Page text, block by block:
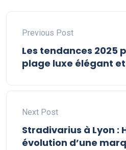
Previous Post
Les tendances 2025
plage luxe élégant
Next Post
Stradivarius à Lyon :
évolution d’une